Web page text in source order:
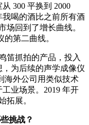
300 平换到 2000
喝的酒比之前所有酒
场回到了增长曲线。
第二曲线。
笛抓拍的产品，投入
为后续的声学成像仪
海外公司用类似技术
业场景。2019 年开
拓展。
挑战？